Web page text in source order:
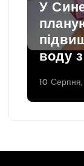
У
воду
10